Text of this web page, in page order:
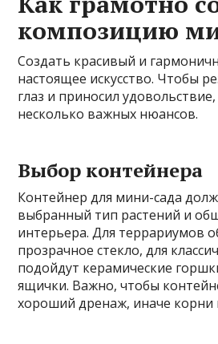
композицию
Создать красивый и
настоящее искусство. Чтобы
глаз и приносил
несколько важных нюансов.
Выбор контейнера
Контейнер для мини-сада
выбранный тип растений и
интерьера. Для террариумов
прозрачное стекло, для
подойдут керамические
ящички. Важно, чтобы
хороший дренаж, иначе корни